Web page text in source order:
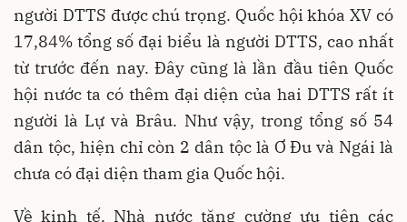
người DTTS được chú trọng. Quốc hội khóa XV có
17,84% tổng số đại biểu là người DTTS, cao nhất
từ trước đến nay. Đây cũng là lần đầu tiên Quốc
hội nước ta có thêm đại diện của hai DTTS rất ít
người là Lự và Brâu. Như vậy, trong tổng số 54
dân tộc, hiện chỉ còn 2 dân tộc là Ơ Đu và Ngái là
chưa có đại diện tham gia Quốc hội.
Về kinh tế, Nhà nước tăng cường ưu tiên các